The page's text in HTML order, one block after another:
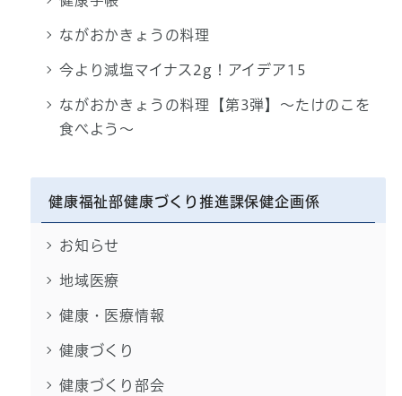
ながおかきょうの料理
今より減塩マイナス2g！アイデア15
ながおかきょうの料理【第3弾】～たけのこを
食べよう～
健康福祉部健康づくり推進課保健企画係
お知らせ
地域医療
健康・医療情報
健康づくり
健康づくり部会